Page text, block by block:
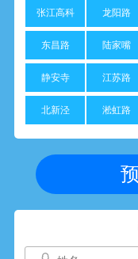
张江高科 龙阳路
东昌路 陆家嘴
静安寺 江苏路
北新泾 淞虹路